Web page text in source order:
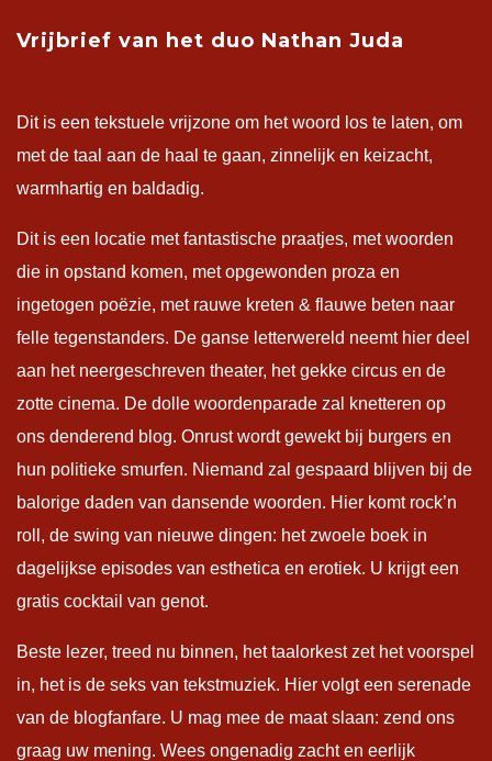
Vrijbrief van het duo Nathan Juda
Dit is een tekstuele vrijzone om het woord los te laten, om
met de taal aan de haal te gaan, zinnelijk en keizacht,
warmhartig en baldadig.
Dit is een locatie met fantastische praatjes, met woorden
die in opstand komen, met opgewonden proza en
ingetogen poëzie, met rauwe kreten & flauwe beten naar
felle tegenstanders. De ganse letterwereld neemt hier deel
aan het neergeschreven theater, het gekke circus en de
zotte cinema. De dolle woordenparade zal knetteren op
ons denderend blog. Onrust wordt gewekt bij burgers en
hun politieke smurfen. Niemand zal gespaard blijven bij de
balorige daden van dansende woorden. Hier komt rock’n
roll, de swing van nieuwe dingen: het zwoele boek in
dagelijkse episodes van esthetica en erotiek. U krijgt een
gratis cocktail van genot.
Beste lezer, treed nu binnen, het taalorkest zet het voorspel
in, het is de seks van tekstmuziek. Hier volgt een serenade
van de blogfanfare. U mag mee de maat slaan: zend ons
graag uw mening. Wees ongenadig zacht en eerlijk